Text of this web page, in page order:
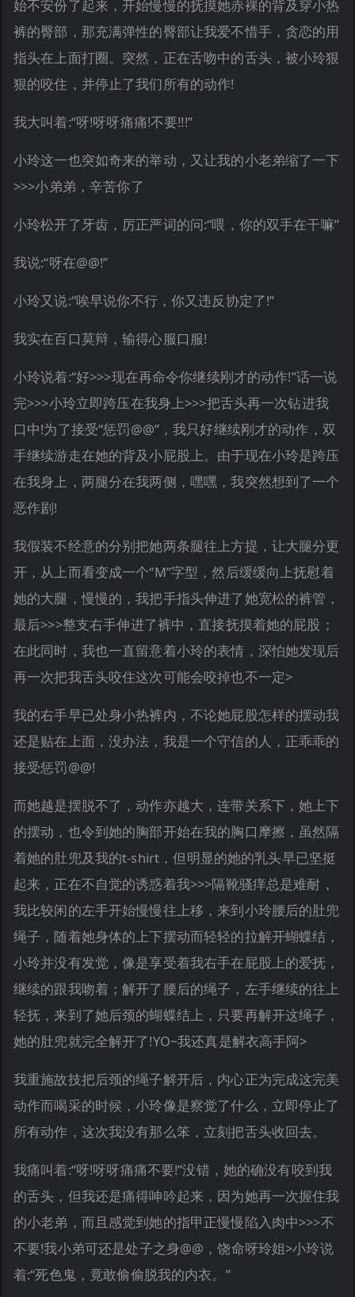
始不安份了起来，开始慢慢的抚摸她赤裸的背及穿小热
裤的臀部，那充满弹性的臀部让我爱不惜手，贪恋的用
指头在上面打圈。突然，正在舌吻中的舌头，被小玲狠
狠的咬住，并停止了我们所有的动作!
我大叫着:“呀!呀呀痛痛!不要!!!”
小玲这一也突如奇来的举动，又让我的小老弟缩了一下
>>>小弟弟，辛苦你了
小玲松开了牙齿，厉正严词的问:“喂，你的双手在干嘛”
我说:“呀在@@!”
小玲又说:“唉早说你不行，你又违反协定了!”
我实在百口莫辩，输得心服口服!
小玲说着:“好>>>现在再命令你继续刚才的动作!”话一说
完>>>小玲立即跨压在我身上>>>把舌头再一次钻进我
口中!为了接受“惩罚@@”，我只好继续刚才的动作，双
手继续游走在她的背及小屁股上。由于现在小玲是跨压
在我身上，两腿分在我两侧，嘿嘿，我突然想到了一个
恶作剧!
我假装不经意的分别把她两条腿往上方提，让大腿分更
开，从上而看变成一个“M”字型，然后缓缓向上抚慰着
她的大腿，慢慢的，我把手指头伸进了她宽松的裤管，
最后>>>整支右手伸进了裤中，直接抚摸着她的屁股；
在此同时，我也一直留意着小玲的表情，深怕她发现后
再一次把我舌头咬住这次可能会咬掉也不一定>
我的右手早已处身小热裤内，不论她屁股怎样的摆动我
还是贴在上面，没办法，我是一个守信的人，正乖乖的
接受惩罚@@!
而她越是摆脱不了，动作亦越大，连带关系下，她上下
的摆动，也令到她的胸部开始在我的胸口摩擦，虽然隔
着她的肚兜及我的t-shirt，但明显的她的乳头早已坚挺
起来，正在不自觉的诱惑着我>>>隔靴骚痒总是难耐，
我比较闲的左手开始慢慢往上移，来到小玲腰后的肚兜
绳子，随着她身体的上下摆动而轻轻的拉解开蝴蝶结，
小玲并没有发觉，像是享受着我右手在屁股上的爱抚，
继续的跟我吻着；解开了腰后的绳子，左手继续的往上
轻抚，来到了她后颈的蝴蝶结上，只要再解开这绳子，
她的肚兜就完全解开了!YO~我还真是解衣高手阿>
我重施故技把后颈的绳子解开后，内心正为完成这完美
动作而喝采的时候，小玲像是察觉了什么，立即停止了
所有动作，这次我没有那么笨，立刻把舌头收回去。
我痛叫着:“呀!呀呀痛痛不要!”没错，她的确没有咬到我
的舌头，但我还是痛得呻吟起来，因为她再一次握住我
的小老弟，而且感觉到她的指甲正慢慢陷入肉中>>>不
不要!我小弟可还是处子之身@@，饶命呀玲姐>小玲说
着:“死色鬼，竟敢偷偷脱我的内衣。”